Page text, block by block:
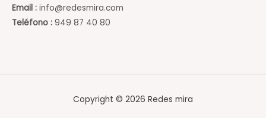
Email : info@redesmira.com
Teléfono : 949 87 40 80
Copyright © 2026 Redes mira